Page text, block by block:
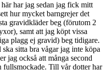
har jag sedan jag fick mitt
hur mycket barngrejer det
gravidkläder beg (förutom 2
samt att jag köpt vissa
plagg ej gravid) beg tidigare.
sitta bra vågar jag inte köpa
jag också att många second
fullsmockade. Till vår dotter har